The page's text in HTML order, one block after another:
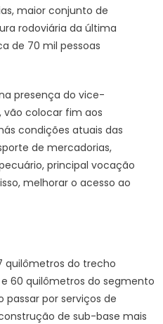
maior conjunto de
rodoviária da última
de 70 mil pessoas
presença do vice-
vão colocar fim aos
condições atuais das
de mercadorias,
principal vocação
melhorar o acesso ao
quilômetros do trecho
60 quilômetros do segmento
por serviços de
de sub-base mais